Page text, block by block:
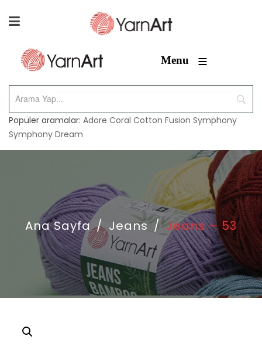
Menu ≡
Popüler aramalar: Adore Coral Cotton Fusion Symphony
Symphony Dream
Ana Sayfa / Jeans / Jeans – 53